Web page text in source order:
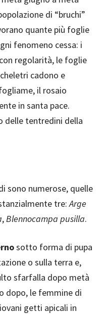
di “bruchi”
quante più foglie
fenomeno cessa: i
regolarità, le foglie
cadono e
il rosaio
in santa pace.
delle tentredini della
sono numerose, quelle
tre:Arge
, Blennocampa pusilla.
sotto forma di pupa
o sulla terra e,
sfarfalla dopo metà
dopo, le femmine di
getti apicali in